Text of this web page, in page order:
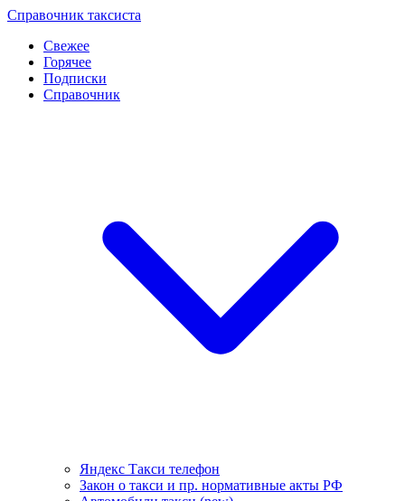
Перейти
контенту
Справочник таксиста
Свежее
Горячее
Подписки
Справочник
Яндекс Такси телефон
Закон о такси и пр. нормативные акты РФ